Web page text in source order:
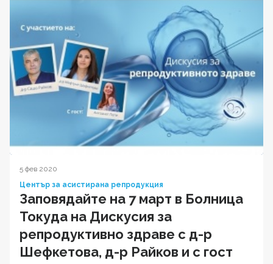
5 фев 2020
Център за асистирана репродукция
Заповядайте на 7 март в Болница
Токуда на Дискусия за
репродуктивно здраве с д-р
Шефкетова, д-р Райков и с гост